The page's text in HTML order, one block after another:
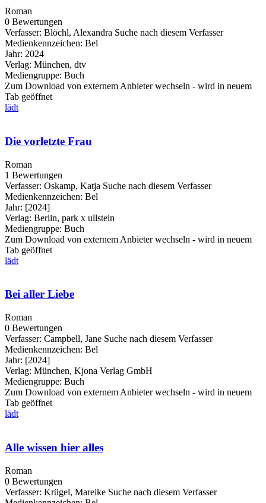
Roman
0 Bewertungen
Verfasser: Blöchl, Alexandra Suche nach diesem Verfasser
Medienkennzeichen: Bel
Jahr: 2024
Verlag: München, dtv
Mediengruppe: Buch
Zum Download von externem Anbieter wechseln - wird in neuem
Tab geöffnet
lädt
Die vorletzte Frau
Roman
1 Bewertungen
Verfasser: Oskamp, Katja Suche nach diesem Verfasser
Medienkennzeichen: Bel
Jahr: [2024]
Verlag: Berlin, park x ullstein
Mediengruppe: Buch
Zum Download von externem Anbieter wechseln - wird in neuem
Tab geöffnet
lädt
Bei aller Liebe
Roman
0 Bewertungen
Verfasser: Campbell, Jane Suche nach diesem Verfasser
Medienkennzeichen: Bel
Jahr: [2024]
Verlag: München, Kjona Verlag GmbH
Mediengruppe: Buch
Zum Download von externem Anbieter wechseln - wird in neuem
Tab geöffnet
lädt
Alle wissen hier alles
Roman
0 Bewertungen
Verfasser: Krügel, Mareike Suche nach diesem Verfasser